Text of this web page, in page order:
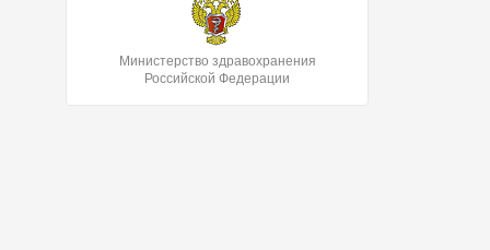
Министерство здравохранения
Российской Федерации